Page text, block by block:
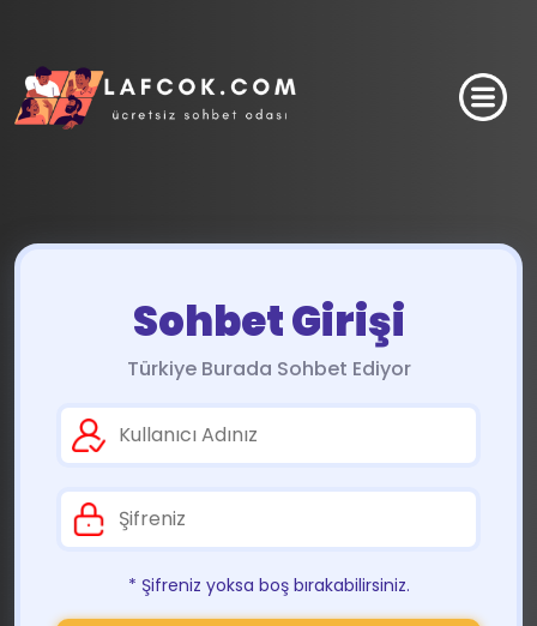
Sohbet Girişi
Türkiye Burada Sohbet Ediyor
* Şifreniz yoksa boş bırakabilirsiniz.